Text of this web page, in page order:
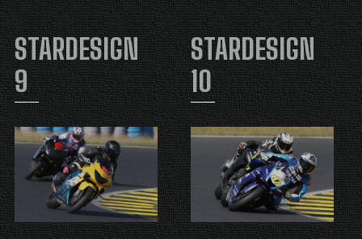
STARDESIGN
9
STARDESIGN
10